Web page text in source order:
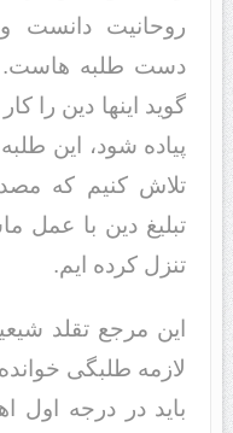
روحانیت دانست
دست طلبه هاست.
گوید اینها دین را
پیاده شود، این
تلاش کنیم که
تبلیغ دین با عمل
تنزل کرده ایم.
این مرجع تقلد
لازمه طلبگی
باید در درجه اول